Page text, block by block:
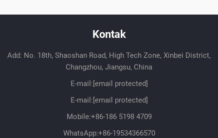
Kontak
Add: No. 18th, Shaoshan Road, High Tech Zone, Xinbei District,
Changzhou, Jiangsu, China
E-mail:[email protected]
E-mail:[email protected]
Mobile:+86-186 5198 4709
WhatsApp:+86-19534366570